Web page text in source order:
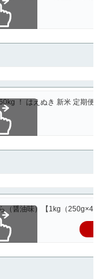
！ はえぬき 新米 定期
（醤油味）【1kg（250g×4